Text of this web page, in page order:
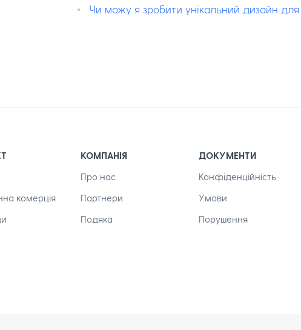
Чи можу я зробити унікальний дизайн для
комерція
КОМПАНІЯ
Про нас
Партнери
Подяка
ДОКУМЕНТИ
Конфіденційність
Умови
Порушення